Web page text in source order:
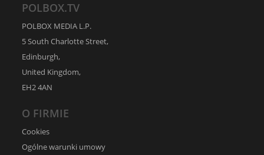
POLBOX.TV
POLBOX MEDIA L.P.
5 South Charlotte Street,
Edinburgh,
United Kingdom,
EH2 4AN
O FIRMIE
Cookies
Ogólne warunki umowy